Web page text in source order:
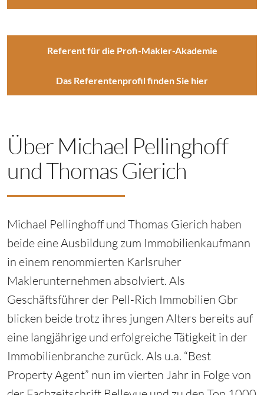
Referent für die Profi-Makler-Akademie
Das Referentenprofil finden Sie hier
Über Michael Pellinghoff
und Thomas Gierich
Michael Pellinghoff und Thomas Gierich haben
beide eine Ausbildung zum Immobilienkaufmann
in einem renommierten Karlsruher
Maklerunternehmen absolviert. Als
Geschäftsführer der Pell-Rich Immobilien Gbr
blicken beide trotz ihres jungen Alters bereits auf
eine langjährige und erfolgreiche Tätigkeit in der
Immobilienbranche zurück. Als u.a. “Best
Property Agent” nun im vierten Jahr in Folge von